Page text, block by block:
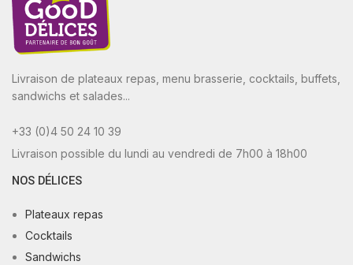
Livraison de plateaux repas, menu brasserie, cocktails, buffets,
sandwichs et salades...
+33 (0)4 50 24 10 39
Livraison possible du lundi au vendredi de 7h00 à 18h00
NOS DÉLICES
Plateaux repas
Cocktails
Sandwichs